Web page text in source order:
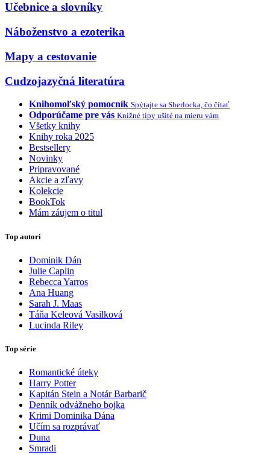
Učebnice a slovníky
Náboženstvo a ezoterika
Mapy a cestovanie
Cudzojazyčná literatúra
Knihomoľský pomocník Spýtajte sa Sherlocka, čo čítať
Odporúčame pre vás Knižné tipy ušité na mieru vám
Všetky knihy
Knihy roka 2025
Bestsellery
Novinky
Pripravované
Akcie a zľavy
Kolekcie
BookTok
Mám záujem o titul
Top autori
Dominik Dán
Julie Caplin
Rebecca Yarros
Ana Huang
Sarah J. Maas
Táňa Keleová Vasilková
Lucinda Riley
Top série
Romantické úteky
Harry Potter
Kapitán Stein a Notár Barbarič
Denník odvážneho bojka
Krimi Dominika Dána
Učím sa rozprávať
Duna
Smradi